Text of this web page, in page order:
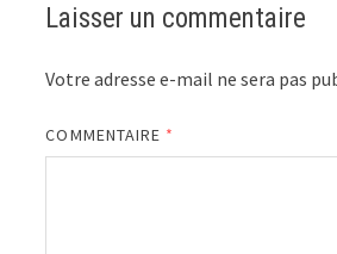
Laisser un commentaire
Votre adresse e-mail ne sera pas
COMMENTAIRE *